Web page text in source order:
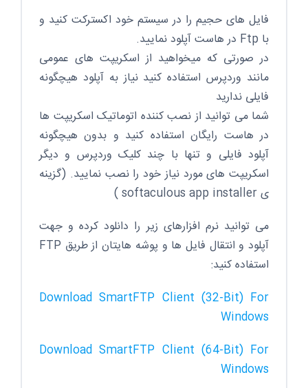
فایل های حجیم را در سیستم خود اکسترکت کنید و
با Ftp در هاست آپلود نمایید.
در صورتی که میخواهید از اسکریپت های عمومی
مانند وردپرس استفاده کنید نیاز به آپلود هیچگونه
فایلی ندارید
شما می توانید از نصب کننده اتوماتیک اسکریپت ها
در هاست رایگان استفاده کنید و بدون هیچگونه
آپلود فایلی و تنها با چند کلیک وردپرس و دیگر
اسکریپت های مورد نیاز خود را نصب نمایید. (گزینه
ی softaculous app installer )
می توانید نرم افزارهای زیر را دانلود کرده و جهت
آپلود و انتقال فایل ها و پوشه هایتان از طریق FTP
استفاده کنید:
Download SmartFTP Client (32-Bit) For
Windows
Download SmartFTP Client (64-Bit) For
Windows